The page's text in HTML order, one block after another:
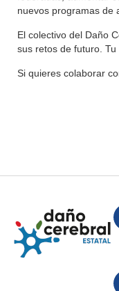
nuevos programas de
El colectivo del Daño
sus retos de futuro.
Si quieres colaborar